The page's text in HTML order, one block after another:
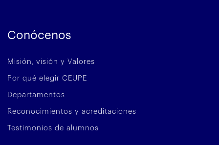
Conócenos
Misión, visión y Valores
Por qué elegir CEUPE
Departamentos
Reconocimientos y acreditaciones
Testimonios de alumnos